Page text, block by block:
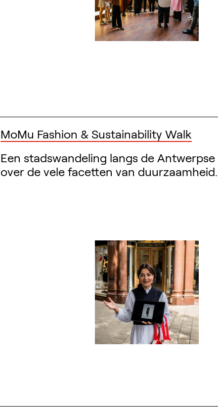
MoMu Fashion & Sustainability Walk
Een stadswandeling langs de
over de vele facetten van duurzaamheid.